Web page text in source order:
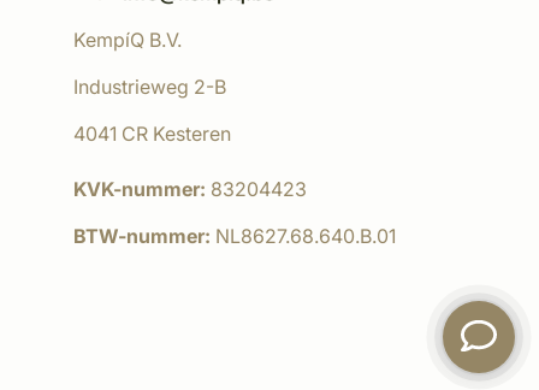
KempíQ B.V.
Industrieweg 2-B
4041 CR Kesteren
KVK-nummer: 83204423
BTW-nummer: NL8627.68.640.B.01